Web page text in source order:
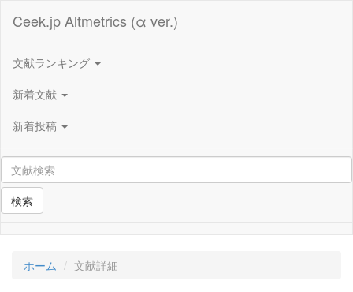
Ceek.jp Altmetrics (α ver.)
文献ランキング
新着文献
新着投稿
検索
ホーム 文献詳細